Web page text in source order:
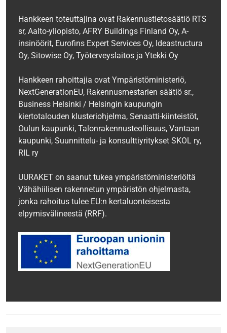
Hankkeen toteuttajina ovat Rakennustietosäätiö RTS
sr, Aalto-yliopisto, AFRY Buildings Finland Oy, A-
insinöörit, Eurofins Expert Services Oy, Ideastructura
Oy, Sitowise Oy, Työterveyslaitos ja Ytekki Oy
‍‍Hankkeen rahoittajia ovat Ympäristöministeriö,
NextGenerationEU, Rakennusmestarien säätiö sr.,
Business Helsinki / Helsingin kaupungin
kiertotalouden klusteriohjelma, Senaatti-kiinteistöt,
Oulun kaupunki, Talonrakennusteollisuus, Vantaan
kaupunki, Suunnittelu- ja konsulttiyritykset SKOL ry,
RIL‍ ry
UURAKET on saanut tukea ympäristöministeriöltä
Vähähiilisen rakennetun ympäristön ohjelmasta,
jonka rahoitus tulee EU:n kertaluonteisesta
elpymisvälineestä (RRF).